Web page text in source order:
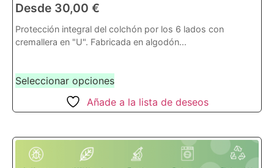
Desde 30,00 €
Protección integral del colchón por los 6 lados con
cremallera en "U". Fabricada en algodón...
Seleccionar opciones
Añade a la lista de deseos